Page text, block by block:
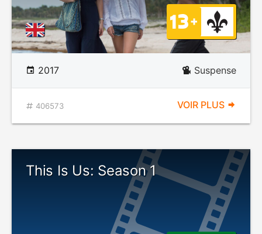
2017 Suspense
406573 VOIR PLUS
This Is Us: Season 1